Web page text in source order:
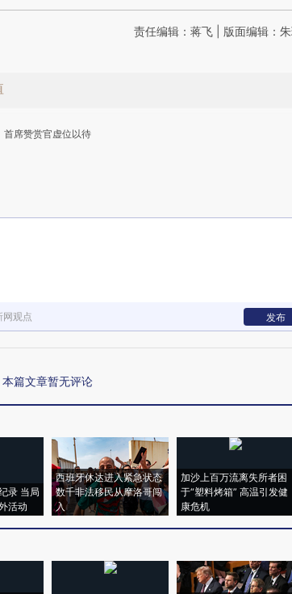
责任编辑：蒋飞 | 版面编辑：
首席赞赏官虚位以待
网观点 发布
本篇文章暂无评论
录 当局
活动
西班牙休达进入紧急状态
数千非法移民从摩洛哥闯
入
加沙上百万流离失所者困
于“塑料烤箱” 高温引发健
康危机